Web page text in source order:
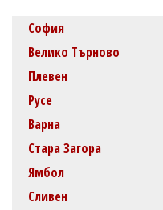
София
Велико Търново
Плевен
Русе
Варна
Стара Загора
Ямбол
Сливен